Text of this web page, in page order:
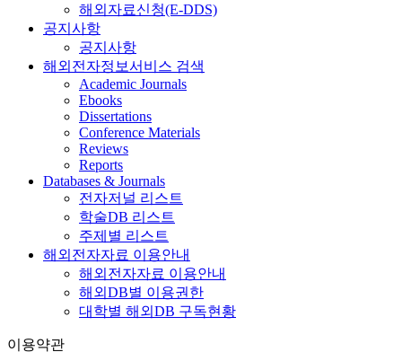
해외자료신청(E-DDS)
공지사항
공지사항
해외전자정보서비스 검색
Academic Journals
Ebooks
Dissertations
Conference Materials
Reviews
Reports
Databases & Journals
전자저널 리스트
학술DB 리스트
주제별 리스트
해외전자자료 이용안내
해외전자자료 이용안내
해외DB별 이용권한
대학별 해외DB 구독현황
이용약관